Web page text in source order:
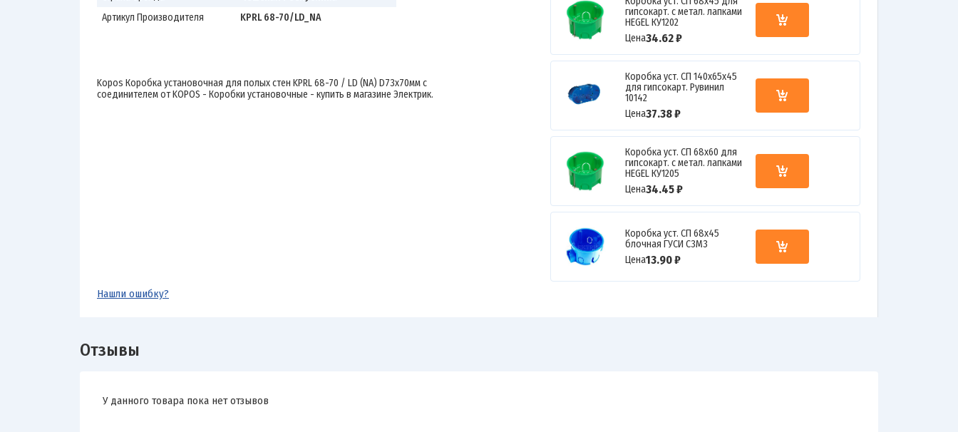
Артикул Производителя
KPRL 68-70/LD_NA
Kopos Коробка установочная для полых стен KPRL 68-70 / LD (NA) D73х70мм с
соединителем от KOPOS - Коробки установочные - купить в магазине Электрик.
гипсокарт. с метал. лапками
HEGEL КУ1202
Цена34.62 ₽
Коробка уст. СП 140х65х45
для гипсокарт. Рувинил
10142
Цена37.38 ₽
Коробка уст. СП 68х60 для
гипсокарт. с метал. лапками
HEGEL КУ1205
Цена34.45 ₽
Коробка уст. СП 68х45
блочная ГУСИ С3М3
Цена13.90 ₽
Нашли ошибку?
Отзывы
У данного товара пока нет отзывов